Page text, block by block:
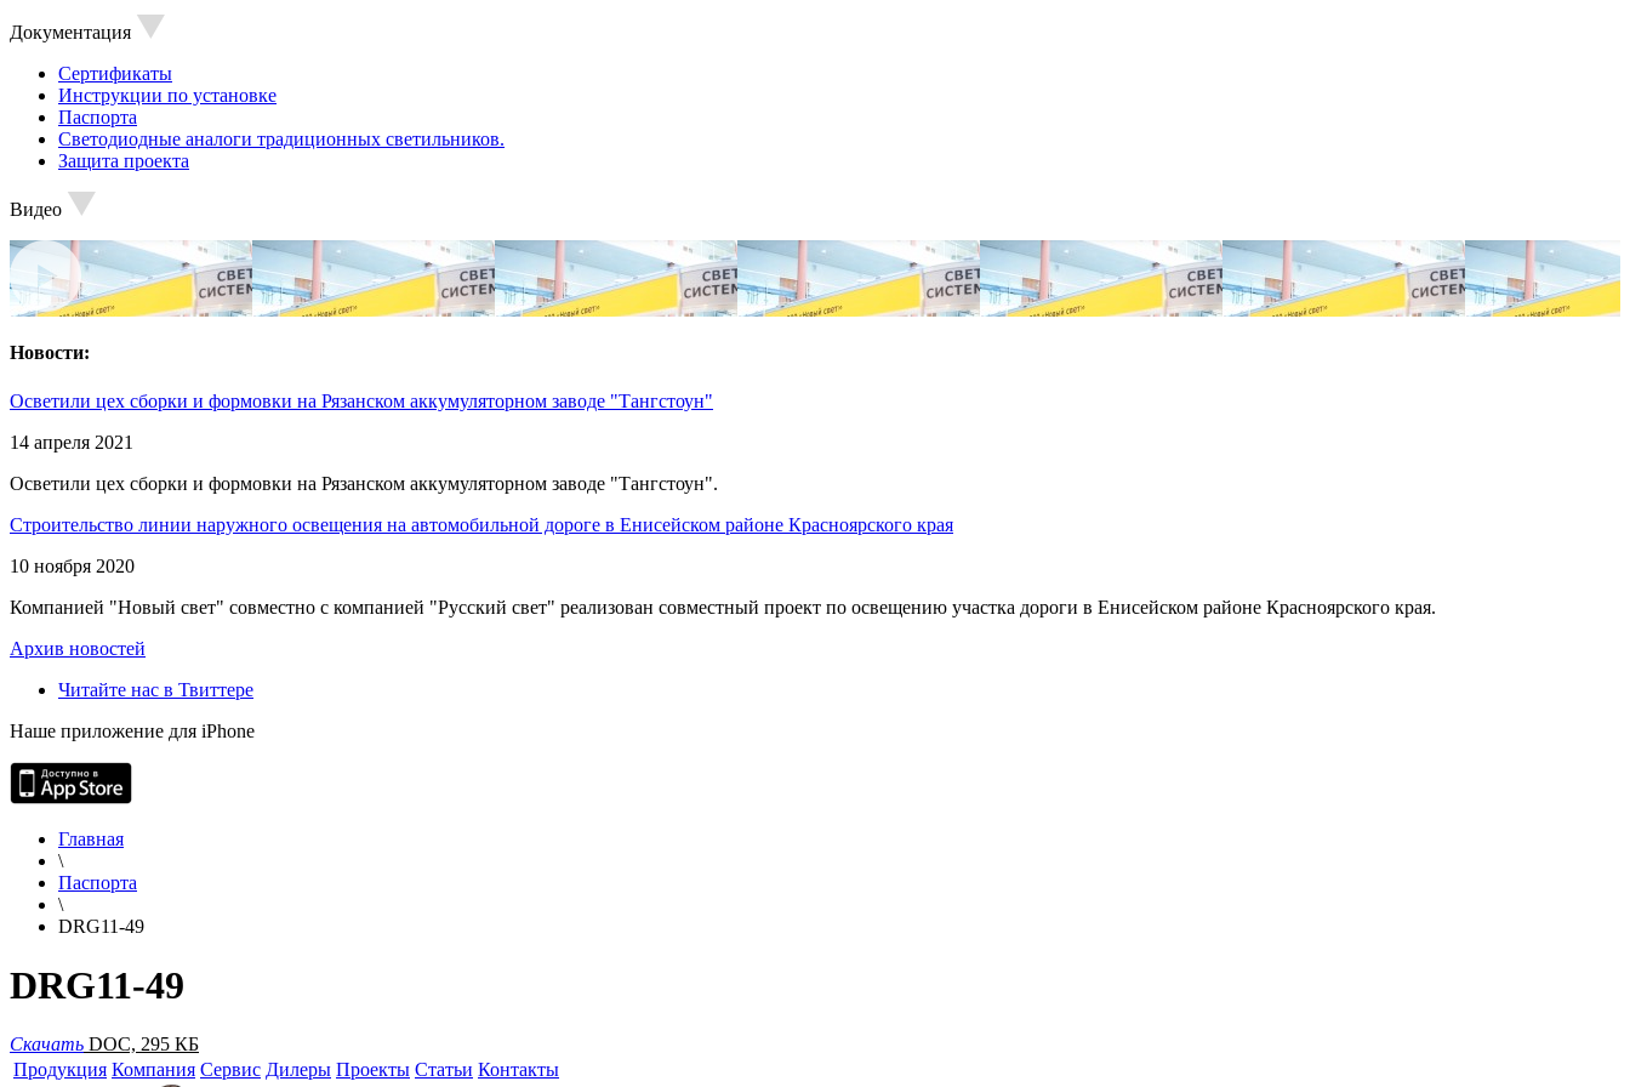
Документация
Сертификаты
Инструкции по установке
Паспорта
Светодиодные аналоги традиционных светильников.
Защита проекта
Видео
Новости:
Осветили цех сборки и формовки на Рязанском аккумуляторном заводе "Тангстоун"
14 апреля 2021
Осветили цех сборки и формовки на Рязанском аккумуляторном заводе "Тангстоун".
Строительство линии наружного освещения на автомобильной дороге в Енисейском районе Красноярского края
10 ноября 2020
Компанией "Новый свет" совместно с компанией "Русский свет" реализован совместный проект по освещению участка дороги в Енисейском районе Красноярского края.
Архив новостей
Читайте нас в Твиттере
Наше приложение для iPhone
Главная
\
Паспорта
\
DRG11-49
DRG11-49
Скачать DOC, 295 КБ
Продукция Компания Сервис Дилеры Проекты Статьи Контакты